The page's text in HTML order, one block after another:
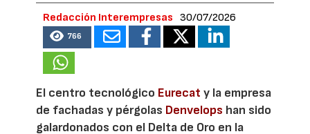
Redacción Interempresas 30/07/2026
766
El centro tecnológico Eurecat y la empresa
de fachadas y pérgolas Denvelops han sido
galardonados con el Delta de Oro en la